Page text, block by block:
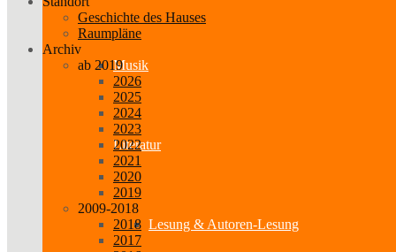
Musik
Literatur
Lesung & Autoren-Lesung
Geschichte des Hauses
Raumpläne
Archiv
ab 2019
2026
2025
2024
2023
2022
2021
2020
2019
2009-2018
2018
2017